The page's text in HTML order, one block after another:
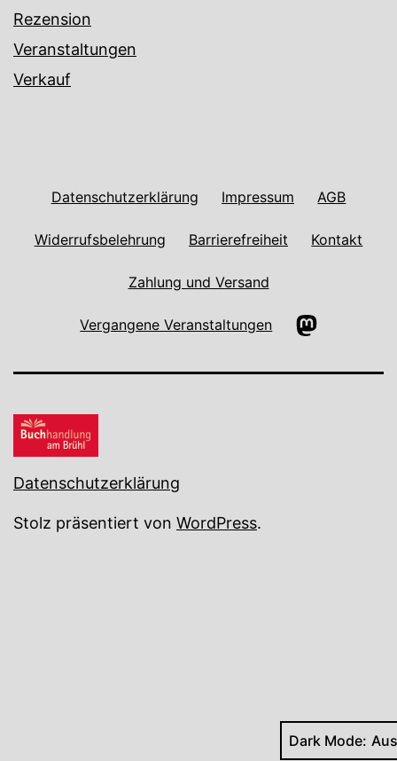
Rezension
Veranstaltungen
Verkauf
Datenschutzerklärung Impressum AGB
Widerrufsbelehrung Barrierefreiheit Kontakt
Zahlung und Versand
Vergangene Veranstaltungen Mastodon
Datenschutzerklärung
Stolz präsentiert von WordPress.
Dark Mode: